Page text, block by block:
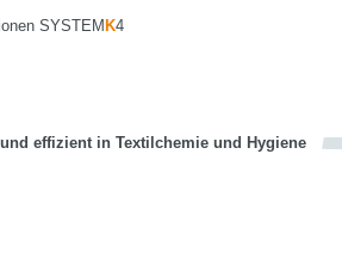
SYSTEM K4
effizient in Textilchemie und Hygiene